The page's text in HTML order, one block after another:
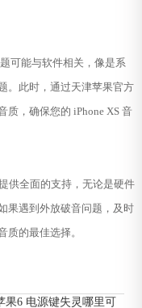
能与软件相关，像是系
。此时，通过天津苹果官方
质，确保您的 iPhone XS 音
全面的支持，无论是硬件
果遇到外放破音问题，及时
质的最佳选择。
果6 电源键失灵哪里可